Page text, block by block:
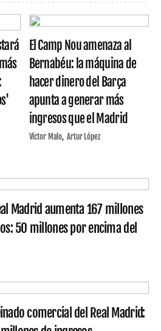
El Camp Nou amenaza al
Bernabéu: la máquina de
hacer dinero del Barça
apunta a generar más
ingresos que el Madrid
Víctor Malo Artur López
Madrid aumenta 167 millones
50 millones por encima del
comercial del Real Madrid: